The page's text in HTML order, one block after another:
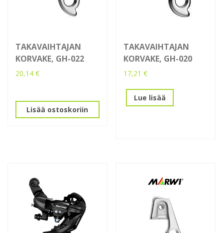
TAKAVAIHTAJAN
KORVAKE, GH-022
20,14 €
Lisää ostoskoriin
TAKAVAIHTAJAN
KORVAKE, GH-020
17,21€
Lue lisää